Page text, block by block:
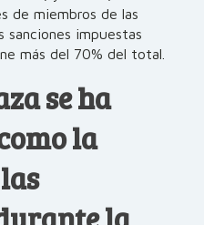
de miembros de las
sanciones impuestas
más del 70% del total.
se ha
la